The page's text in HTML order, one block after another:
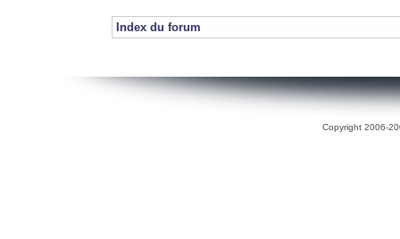
Index du forum
Copyright 2006-